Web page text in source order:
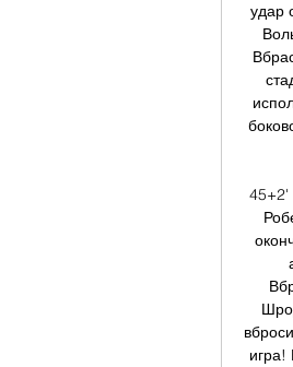
удар
45+2'